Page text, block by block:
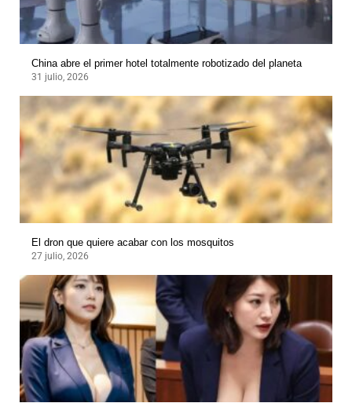
China abre el primer hotel totalmente robotizado del planeta
31 julio, 2026
El dron que quiere acabar con los mosquitos
27 julio, 2026